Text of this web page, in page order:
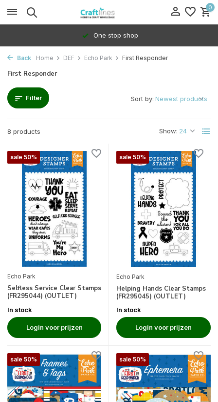
0
One stop shop
Back Home DEF Echo Park First Responder
First Responder
Filter
8 products Show:
Sort by:
sale 50%
Echo Park
Selfless Service Clear Stamps
(FR295044) (OUTLET)
In stock
Login voor prijzen
sale 50%
Echo Park
Helping Hands Clear Stamps
(FR295045) (OUTLET)
In stock
Login voor prijzen
sale 50% sale 50%